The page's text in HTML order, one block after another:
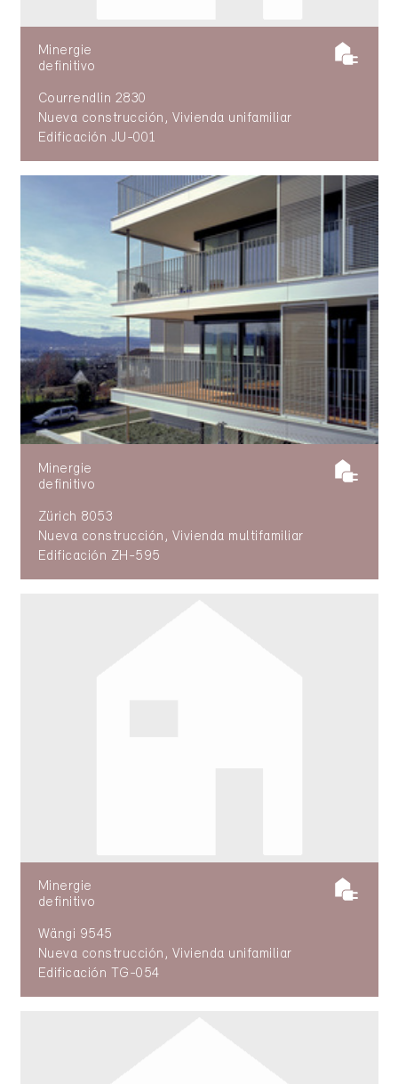
Minergie
definitivo
Courrendlin 2830
Nueva construcción, Vivienda unifamiliar
Edificación JU-001
Minergie
definitivo
Zürich 8053
Nueva construcción, Vivienda multifamiliar
Edificación ZH-595
Minergie
definitivo
Wängi 9545
Nueva construcción, Vivienda unifamiliar
Edificación TG-054